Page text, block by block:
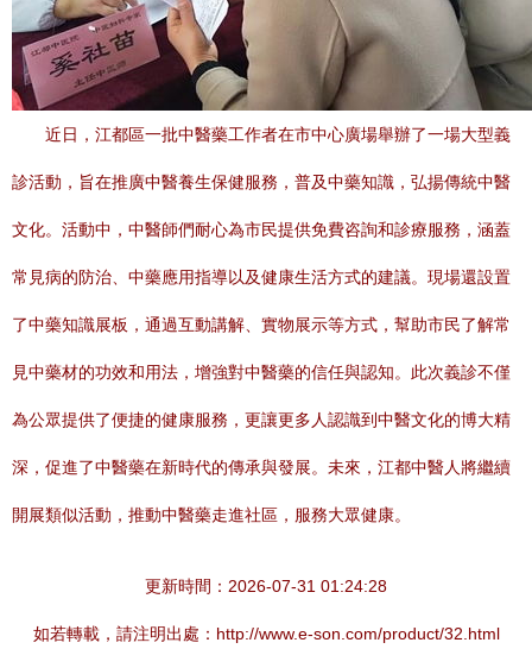
近日，江都區一批中醫藥工作者在市中心廣場舉辦了一場大型義
診活動，旨在推廣中醫養生保健服務，普及中藥知識，弘揚傳統中醫
文化。活動中，中醫師們耐心為市民提供免費咨詢和診療服務，涵蓋
常見病的防治、中藥應用指導以及健康生活方式的建議。現場還設置
了中藥知識展板，通過互動講解、實物展示等方式，幫助市民了解常
見中藥材的功效和用法，增強對中醫藥的信任與認知。此次義診不僅
為公眾提供了便捷的健康服務，更讓更多人認識到中醫文化的博大精
深，促進了中醫藥在新時代的傳承與發展。未來，江都中醫人將繼續
開展類似活動，推動中醫藥走進社區，服務大眾健康。
更新時間：2026-07-31 01:24:28
如若轉載，請注明出處：http://www.e-son.com/product/32.html